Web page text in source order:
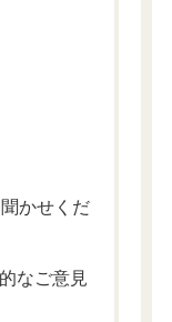
かせくだ
なご意見